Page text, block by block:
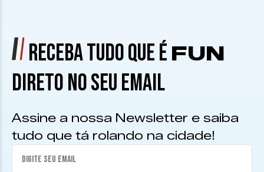
RECEBA TUDO QUE É FUN
DIRETO NO SEU EMAIL
Assine a nossa Newsletter e saiba
tudo que tá rolando na cidade!